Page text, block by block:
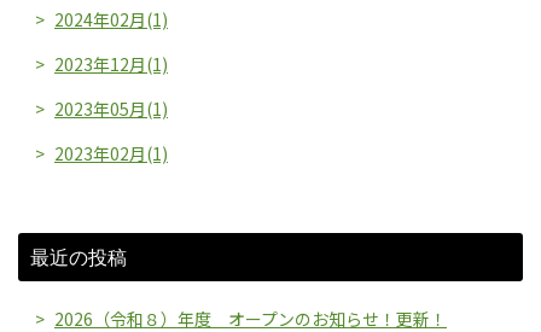
2024年02月(1)
2023年12月(1)
2023年05月(1)
2023年02月(1)
最近の投稿
2026（令和８）年度 オープンのお知らせ！更新！